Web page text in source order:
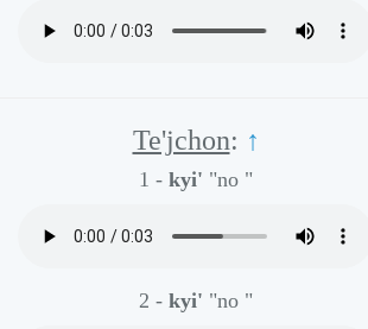
Te'jchon: ↑
1 - kyi' "no "
2 - kyi' "no "